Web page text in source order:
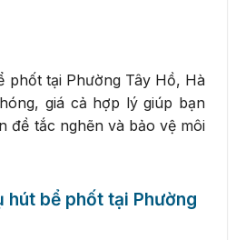
phốt tại Phường Tây Hồ, Hà
giá cả hợp lý giúp bạn
đề tắc nghẽn và bảo vệ môi
hút bể phốt tại Phường